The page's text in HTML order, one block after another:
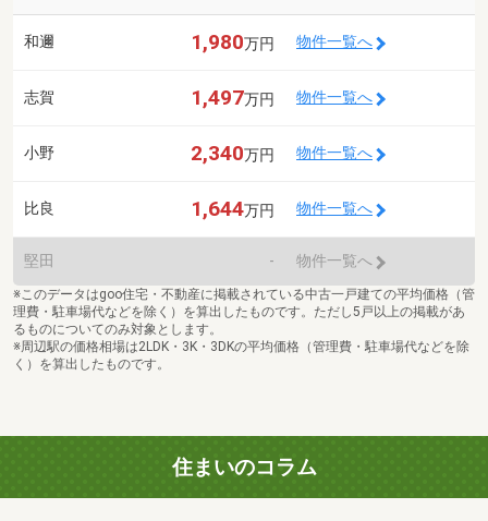
和邇 1,980万円 物件一覧へ
志賀 1,497万円 物件一覧へ
小野 2,340万円 物件一覧へ
比良 1,644万円 物件一覧へ
堅田 - 物件一覧へ
※このデータはgoo住宅・不動産に掲載されている中古一戸建ての平均価格（管
理費・駐車場代などを除く）を算出したものです。ただし5戸以上の掲載があ
るものについてのみ対象とします。
※周辺駅の価格相場は2LDK・3K・3DKの平均価格（管理費・駐車場代などを除
く）を算出したものです。
住まいのコラム